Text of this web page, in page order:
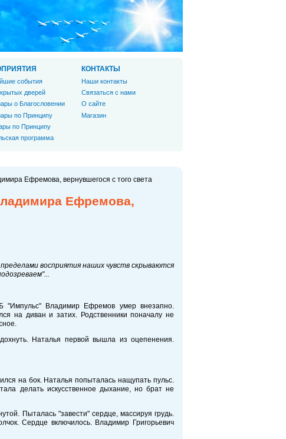
Ефремова, вернувшегося с того света
Ефремова,
восприятия наших чувств скрываются
"Импульс" Владимир Ефремов умер внезапно.
на диван и затих. Родственники поначалу не
Наталья первой вышла из оцепенения.
на бок. Наталья попыталась нащупать пульс.
делать искусственное дыхание, но брат не
Пыталась "завести" сердце, массируя грудь.
Сердце включилось. Владимир Григорьевич
события
дверей
о Благословении
по Принципу
по Принципу
программа
КОНТАКТЫ
Наши контакты
Связаться с нами
О сайте
Магазин